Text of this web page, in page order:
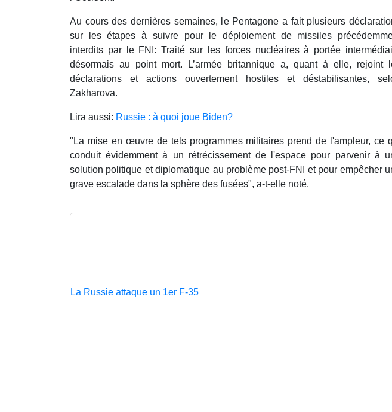
Au cours des dernières semaines, le Pentagone a fait plusieurs
sur les étapes à suivre pour le déploiement de missiles
interdits par le FNI: Traité sur les forces nucléaires à portée
désormais au point mort. L’armée britannique a, quant à elle, rejoint
déclarations et actions ouvertement hostiles et déstabilisantes,
Zakharova.
Lira aussi: Russie : à quoi joue Biden?
"La mise en œuvre de tels programmes militaires prend de l'ampleur, ce
conduit évidemment à un rétrécissement de l'espace pour parvenir à
solution politique et diplomatique au problème post-FNI et pour empêcher
grave escalade dans la sphère des fusées", a-t-elle noté.
La Russie attaque un 1er F-35